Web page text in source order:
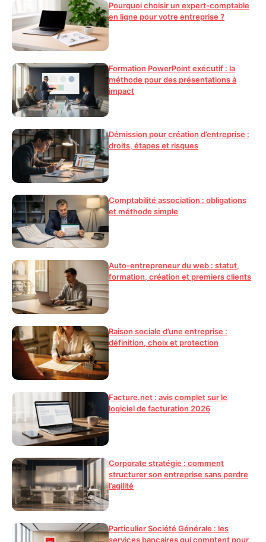
Pourquoi choisir un expert-comptable
en ligne pour votre entreprise ?
Formation PowerPoint exécutif : la
méthode pour des présentations à
impact
Démission pour création d’entreprise :
droits, étapes et risques
Comptabilité association : obligations
et méthode simple
Auto-entrepreneur du web : statut,
formation, création et premiers clients
Raison sociale d’une entreprise :
définition, choix et protection
Facture.net : avis complet sur le
logiciel de facturation 2026
Corporate stratégie : comment
structurer son entreprise sans perdre
l’agilité
Particulier Société Générale : les
services bancaires qui comptent pour